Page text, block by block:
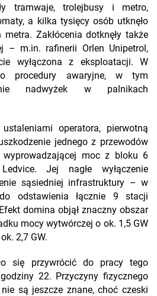
tramwaje, trolejbusy i metro,
a kilka tysięcy osób utknęło
Zakłócenia dotknęły także
– m.in. rafinerii Orlen Unipetrol,
wyłączona z eksploatacji. W
procedury awaryjne, w tym
nadwyżek w palnikach
operatora, pierwotną
jednego z przewodów
moc z bloku 6
Jej nagłe wyłączenie
sąsiedniej infrastruktury – w
odstawienia łącznie 9 stacji
domina objął znaczny obszar
mocy wytwórczej o ok. 1,5 GW
2,7 GW.
się przywrócić do pracy tego
22. Przyczyny fizycznego
są jeszcze znane, choć czeski